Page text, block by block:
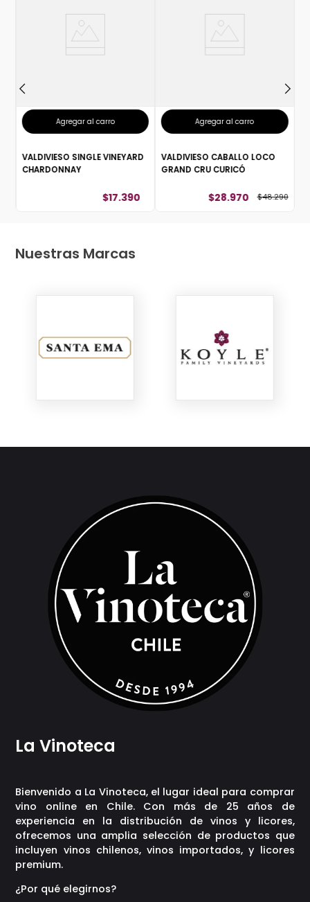
Agregar al carro
VALDIVIESO SINGLE VINEYARD
CHARDONNAY
$17.390
Agregar al carro
VALDIVIESO CABALLO LOCO
GRAND CRU CURICÓ
$28.970 $48.290
Nuestras Marcas
La Vinoteca
Bienvenido a La Vinoteca, el lugar ideal para comprar
vino online en Chile. Con más de 25 años de
experiencia en la distribución de vinos y licores,
ofrecemos una amplia selección de productos que
incluyen vinos chilenos, vinos importados, y licores
premium.
¿Por qué elegirnos?